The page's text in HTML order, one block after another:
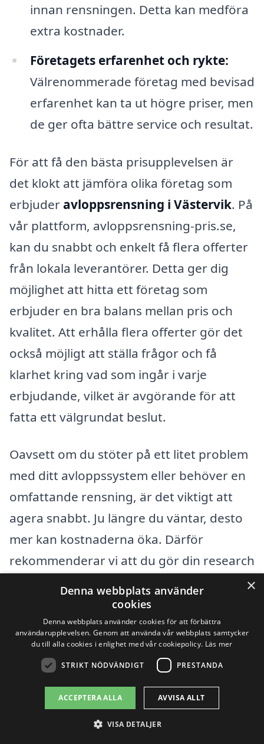
innan rensningen. Detta kan medföra
extra kostnader.
Företagets erfarenhet och rykte:
Välrenommerade företag med bevisad
erfarenhet kan ta ut högre priser, men
de ger ofta bättre service och resultat.
För att få den bästa prisupplevelsen är
det klokt att jämföra olika företag som
erbjuder avloppsrensning i Västervik. På
vår plattform, avloppsrensning-pris.se,
kan du snabbt och enkelt få flera offerter
från lokala leverantörer. Detta ger dig
möjlighet att hitta ett företag som
erbjuder en bra balans mellan pris och
kvalitet. Att erhålla flera offerter gör det
också möjligt att ställa frågor och få
klarhet kring vad som ingår i varje
erbjudande, vilket är avgörande för att
fatta ett välgrundat beslut.
Oavsett om du stöter på ett litet problem
med ditt avloppssystem eller behöver en
omfattande rensning, är det viktigt att
agera snabbt. Ju längre du väntar, desto
mer kan kostnaderna öka. Därför
rekommenderar vi att du gör din research
så snart som möjligt.
Få 3 erbjudanden, gratis och utan
förpliktelser
Sök efter en
×
Denna webbplats använder
cookies
Denna webbplats använder cookies för att förbättra
användarupplevelsen. Genom att använda vår webbplats samtycker
du till alla cookies i enlighet med vår cookiepolicy. Läs mer
STRIKT NÖDVÄNDIGT PRESTANDA
ACCEPTERA ALLA AVVISA ALLT
VISA DETALJER